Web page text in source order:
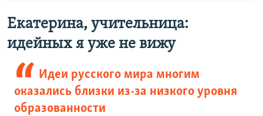
Екатерина, учительница:
идейных я уже не вижу
Идеи русского мира многим
оказались близки из-за низкого уровня
образованности